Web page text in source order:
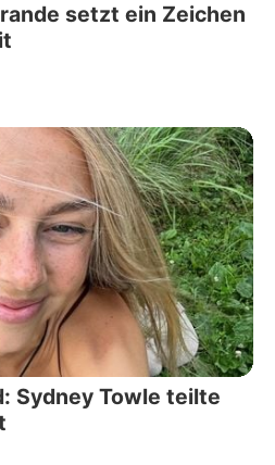
setzt ein Zeichen
Sydney Towle teilte